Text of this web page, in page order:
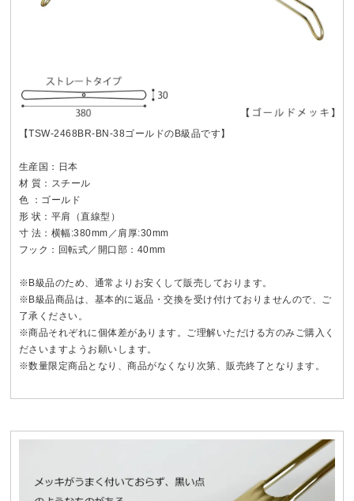
【TSW-2468BR-BN-38ゴールドのB級品です】
生産国：日本
材 質：スチール
色 ：ゴールド
形 状：平肩（直線型）
寸 法：横幅:380mm／肩厚:30mm
フック：回転式／開口部：40mm
※B級品のため、通常よりお安くして販売しております。
※B級品商品は、基本的に返品・交換を受け付けておりませんので、ご
了承ください。
※商品それぞれに個体差があります。ご理解いただける方のみご購入く
ださいますようお願いします。
※数量限定商品となり、商品がなくなり次第、販売終了となります。